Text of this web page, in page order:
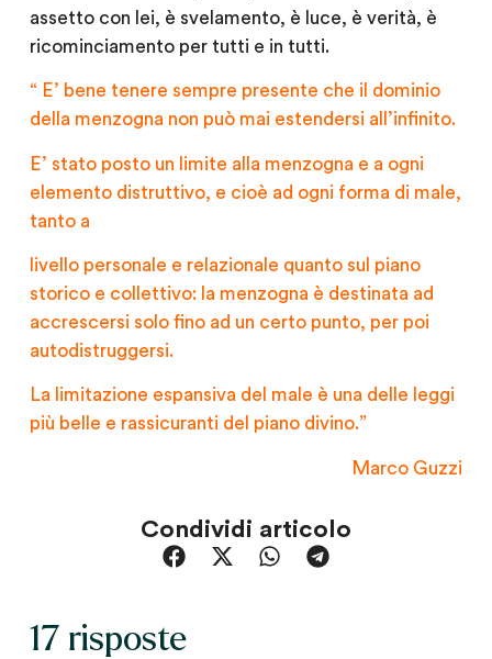
assetto con lei, è svelamento, è luce, è verità, è
ricominciamento per tutti e in tutti.
“ E’ bene tenere sempre presente che il dominio
della menzogna non può mai estendersi all’infinito.
E’ stato posto un limite alla menzogna e a ogni
elemento distruttivo, e cioè ad ogni forma di male,
tanto a
livello personale e relazionale quanto sul piano
storico e collettivo: la menzogna è destinata ad
accrescersi solo fino ad un certo punto, per poi
autodistruggersi.
La limitazione espansiva del male è una delle leggi
più belle e rassicuranti del piano divino.”
Marco Guzzi
Condividi articolo
17 risposte